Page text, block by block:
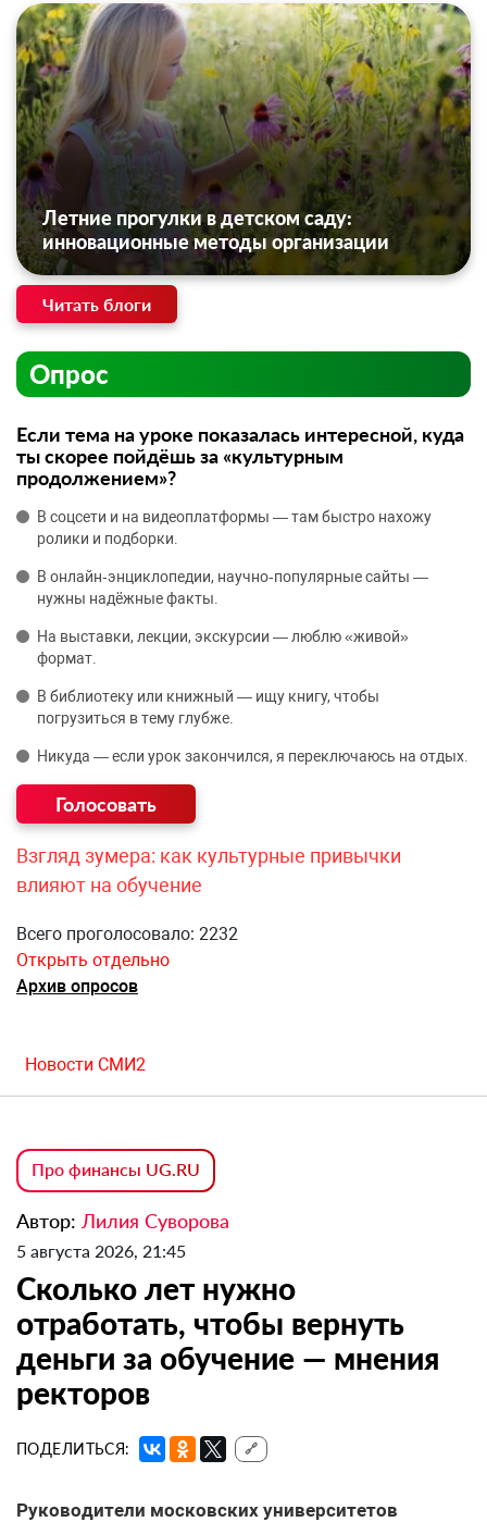
Летние прогулки в детском саду:
инновационные методы организации
Читать блоги
Опрос
Если тема на уроке показалась интересной, куда
ты скорее пойдёшь за «культурным
продолжением»?
В соцсети и на видеоплатформы — там быстро нахожу
ролики и подборки.
В онлайн‑энциклопедии, научно‑популярные сайты —
нужны надёжные факты.
На выставки, лекции, экскурсии — люблю «живой»
формат.
В библиотеку или книжный — ищу книгу, чтобы
погрузиться в тему глубже.
Никуда — если урок закончился, я переключаюсь на отдых.
Взгляд зумера: как культурные привычки
влияют на обучение
Всего проголосовало: 2232
Открыть отдельно
Архив опросов
Новости СМИ2
Про финансы UG.RU
Автор: Лилия Суворова
5 августа 2026, 21:45
Сколько лет нужно
отработать, чтобы вернуть
деньги за обучение — мнения
ректоров
ПОДЕЛИТЬСЯ: 🔗
Руководители московских университетов